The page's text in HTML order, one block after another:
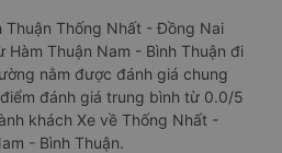
Thuận Thống Nhất - Đồng Nai
Thuận Nam - Bình Thuận đi
nằm được đánh giá chung
đánh giá trung bình từ 0.0/5
khách Xe về Thống Nhất -
- Bình Thuận.